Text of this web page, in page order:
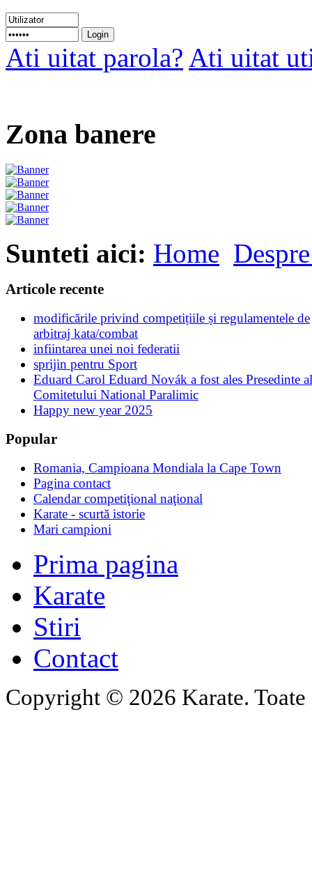
Ati uitat parola? Ati uitat
Zona banere
Sunteti aici: Home
Articole recente
modificările privind competițiile și regulamentele de
arbitraj kata/combat
infiintarea unei noi federatii
sprijin pentru Sport
Eduard Carol Eduard Novák a fost ales Presedinte al
Comitetului National Paralimic
Happy new year 2025
Popular
Romania, Campioana Mondiala la Cape Town
Pagina contact
Calendar competiţional naţional
Karate - scurtă istorie
Mari campioni
Prima pagina
Karate
Stiri
Contact
Copyright © 2026 Karate.